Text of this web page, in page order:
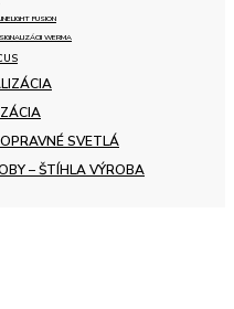
FUSION
WERMA
SVETLÁ
– ŠTÍHLA VÝROBA